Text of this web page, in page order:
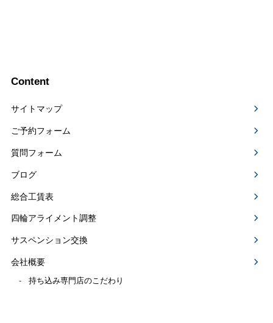
Content
サイトマップ
ご予約フォーム
質問フォーム
ブログ
総合工賃表
四輪アライメント調整
サスペンション交換
会社概要
持ち込み専門店のこだわり